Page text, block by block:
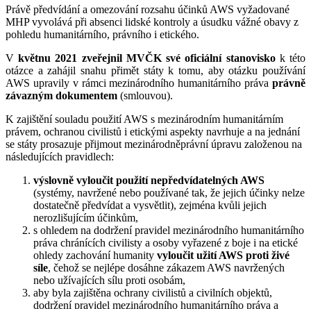
Právě předvídání a omezování rozsahu účinků AWS vyžadované
MHP vyvolává při absenci lidské kontroly a úsudku vážné obavy z
pohledu humanitárního, právního i etického.
Vkvětnu 2021 zveřejnil MVČK své oficiální stanoviskok této
otázce a zahájil snahu přimět státy k tomu, aby otázku používání
AWS upravily v rámci mezinárodního humanitárního práva právně
závazným dokumentem (smlouvou).
K zajištění souladu použití AWS s mezinárodním humanitárním
právem, ochranou civilistů i etickými aspekty navrhuje a na jednání
se státy prosazuje přijmout mezinárodněprávní úpravu založenou na
následujících pravidlech:
výslovně vyloučit použití nepředvídatelných AWS
(systémy, navržené nebo používané tak, že jejich účinky nelze
dostatečně předvídat a vysvětlit), zejména kvůli jejich
nerozlišujícím účinkům,
s ohledem na dodržení pravidel mezinárodního humanitárního
práva chránících civilisty a osoby vyřazené z boje i na etické
ohledy zachování humanity vyloučit užití AWS proti živé
síle, čehož se nejlépe dosáhne zákazem AWS navržených
nebo užívajících sílu proti osobám,
aby byla zajištěna ochrany civilistů a civilních objektů,
dodržení pravidel mezinárodního humanitárního práva a